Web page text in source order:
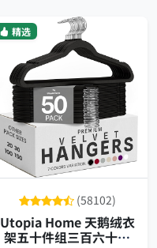
精选
(58102)
Utopia Home 天鹅绒衣
架五十件组三百六十度